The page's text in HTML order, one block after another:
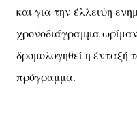
και για την έλλειψη
χρονοδιάγραμμα
δρομολογηθεί η ένταξή
πρόγραμμα.